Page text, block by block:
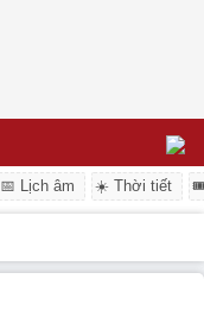
📅 Lịch âm ☀️ Thời tiết